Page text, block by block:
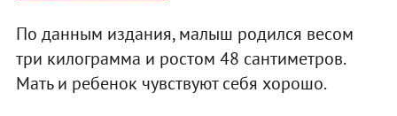
По данным издания, малыш родился весом
три килограмма и ростом 48 сантиметров.
Мать и ребенок чувствуют себя хорошо.